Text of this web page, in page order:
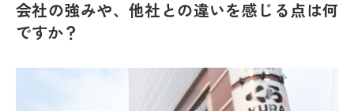
会社の強みや、他社との違いを感じる点は何
ですか？